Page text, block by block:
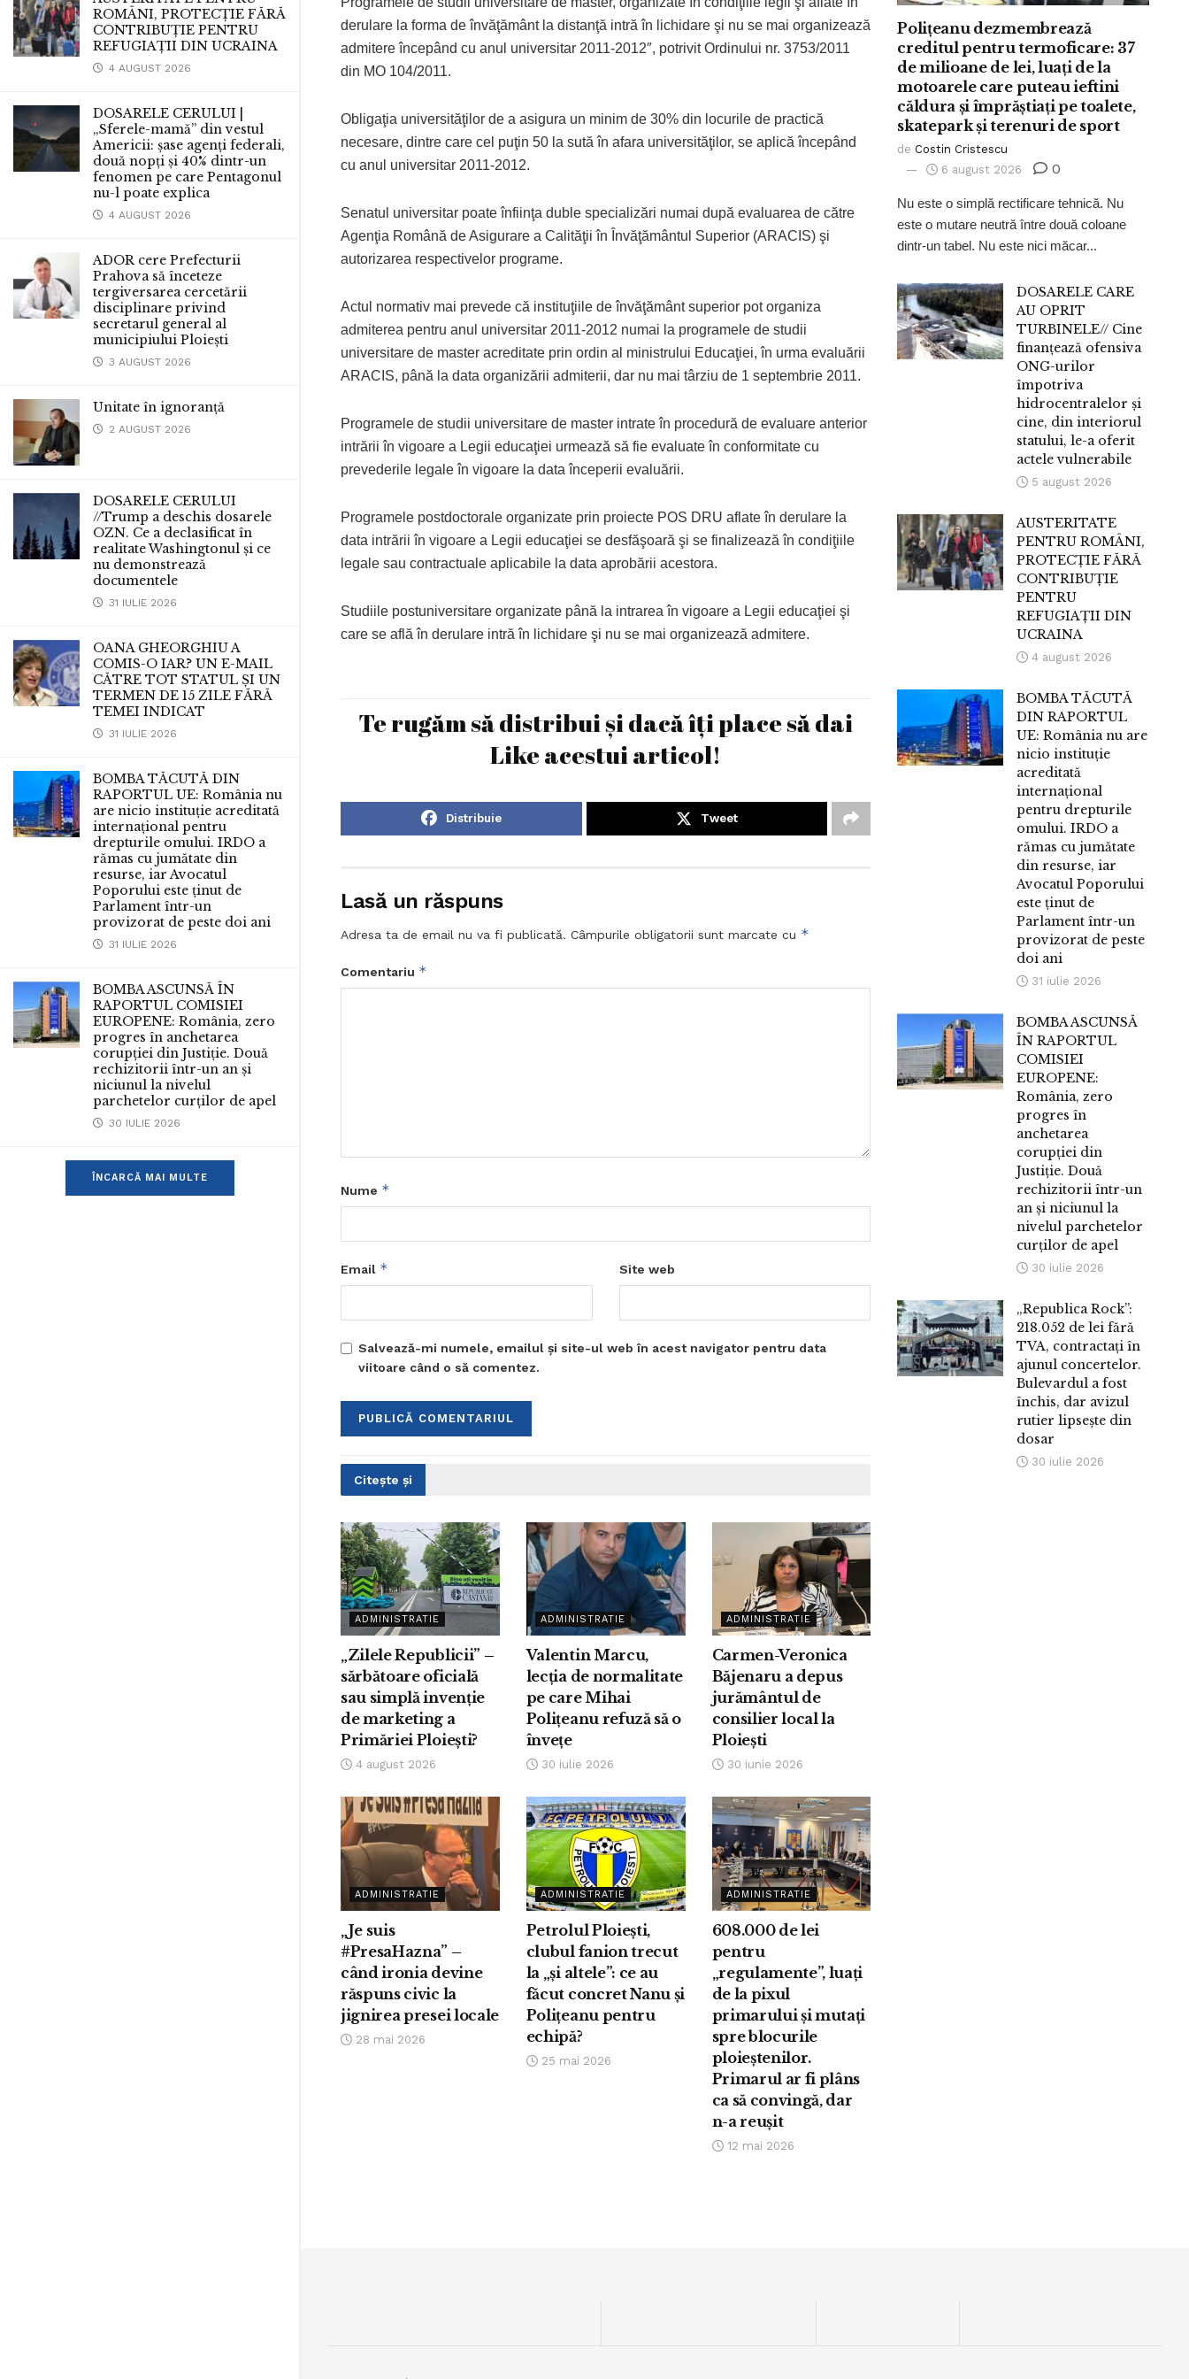
ROMÂNI, PROTECȚIE FĂRĂ
CONTRIBUȚIE PENTRU
REFUGIAȚII DIN UCRAINA
4 AUGUST 2026
DOSARELE CERULUI |
„Sferele-mamă” din vestul
Americii: șase agenți federali,
două nopți și 40% dintr-un
fenomen pe care Pentagonul
nu-l poate explica
4 AUGUST 2026
ADOR cere Prefecturii
Prahova să înceteze
tergiversarea cercetării
disciplinare privind
secretarul general al
municipiului Ploiești
3 AUGUST 2026
Unitate în ignoranță
2 AUGUST 2026
DOSARELE CERULUI
//Trump a deschis dosarele
OZN. Ce a declasificat în
realitate Washingtonul și ce
nu demonstrează
documentele
31 IULIE 2026
OANA GHEORGHIU A
COMIS-O IAR? UN E-MAIL
CĂTRE TOT STATUL ȘI UN
TERMEN DE 15 ZILE FĂRĂ
TEMEI INDICAT
31 IULIE 2026
BOMBA TĂCUTĂ DIN
RAPORTUL UE: România nu
are nicio instituție acreditată
internațional pentru
drepturile omului. IRDO a
rămas cu jumătate din
resurse, iar Avocatul
Poporului este ținut de
Parlament într-un
provizorat de peste doi ani
31 IULIE 2026
BOMBA ASCUNSĂ ÎN
RAPORTUL COMISIEI
EUROPENE: România, zero
progres în anchetarea
corupției din Justiție. Două
rechizitorii într-un an și
niciunul la nivelul
parchetelor curților de apel
30 IULIE 2026
ÎNCARCĂ MAI MULTE
derulare la forma de învăţământ la distanţă intră în lichidare şi nu se mai organizează
admitere începând cu anul universitar 2011-2012″, potrivit Ordinului nr. 3753/2011
din MO 104/2011.
Obligaţia universităţilor de a asigura un minim de 30% din locurile de practică
necesare, dintre care cel puţin 50 la sută în afara universităţilor, se aplică începând
cu anul universitar 2011-2012.
Senatul universitar poate înfiinţa duble specializări numai după evaluarea de către
Agenţia Română de Asigurare a Calităţii în Învăţământul Superior (ARACIS) şi
autorizarea respectivelor programe.
Actul normativ mai prevede că instituţiile de învăţământ superior pot organiza
admiterea pentru anul universitar 2011-2012 numai la programele de studii
universitare de master acreditate prin ordin al ministrului Educaţiei, în urma evaluării
ARACIS, până la data organizării admiterii, dar nu mai târziu de 1 septembrie 2011.
Programele de studii universitare de master intrate în procedură de evaluare anterior
intrării în vigoare a Legii educaţiei urmează să fie evaluate în conformitate cu
prevederile legale în vigoare la data începerii evaluării.
Programele postdoctorale organizate prin proiecte POS DRU aflate în derulare la
data intrării în vigoare a Legii educaţiei se desfăşoară şi se finalizează în condiţiile
legale sau contractuale aplicabile la data aprobării acestora.
Studiile postuniversitare organizate până la intrarea în vigoare a Legii educaţiei şi
care se află în derulare intră în lichidare şi nu se mai organizează admitere.
Te rugăm să distribui și dacă îți place să dai
Like acestui articol!
Distribuie Tweet
Lasă un răspuns
Adresa ta de email nu va fi publicată. Câmpurile obligatorii sunt marcate cu *
Comentariu *
Nume *
Email * Site web
Salvează-mi numele, emailul și site-ul web în acest navigator pentru data
viitoare când o să comentez.
Citește și
ADMINISTRATIE
„Zilele Republicii” –
sărbătoare oficială
sau simplă invenție
de marketing a
Primăriei Ploiești?
4 august 2026
ADMINISTRATIE
Valentin Marcu,
lecția de normalitate
pe care Mihai
Polițeanu refuză să o
învețe
30 iulie 2026
ADMINISTRATIE
Carmen-Veronica
Băjenaru a depus
jurământul de
consilier local la
Ploiești
30 iunie 2026
ADMINISTRATIE
„Je suis
#PresaHazna” –
când ironia devine
răspuns civic la
jignirea presei locale
28 mai 2026
ADMINISTRATIE
Petrolul Ploiești,
clubul fanion trecut
la „și altele”: ce au
făcut concret Nanu și
Polițeanu pentru
echipă?
25 mai 2026
ADMINISTRATIE
608.000 de lei
pentru
„regulamente”, luați
de la pixul
primarului și mutați
spre blocurile
ploieștenilor.
Primarul ar fi plâns
ca să convingă, dar
n-a reușit
12 mai 2026
Polițeanu dezmembrează
creditul pentru termoficare: 37
de milioane de lei, luați de la
motoarele care puteau ieftini
căldura și împrăștiați pe toalete,
skatepark și terenuri de sport
de Costin Cristescu
6 august 2026
0
Nu este o simplă rectificare tehnică. Nu
este o mutare neutră între două coloane
dintr-un tabel. Nu este nici măcar...
DOSARELE CARE
AU OPRIT
TURBINELE// Cine
finanțează ofensiva
ONG-urilor
împotriva
hidrocentralelor și
cine, din interiorul
statului, le-a oferit
actele vulnerabile
5 august 2026
AUSTERITATE
PENTRU ROMÂNI,
PROTECȚIE FĂRĂ
CONTRIBUȚIE
PENTRU
REFUGIAȚII DIN
UCRAINA
4 august 2026
BOMBA TĂCUTĂ
DIN RAPORTUL
UE: România nu are
nicio instituție
acreditată
internațional
pentru drepturile
omului. IRDO a
rămas cu jumătate
din resurse, iar
Avocatul Poporului
este ținut de
Parlament într-un
provizorat de peste
doi ani
31 iulie 2026
BOMBA ASCUNSĂ
ÎN RAPORTUL
COMISIEI
EUROPENE:
România, zero
progres în
anchetarea
corupției din
Justiție. Două
rechizitorii într-un
an și niciunul la
nivelul parchetelor
curților de apel
30 iulie 2026
„Republica Rock”:
218.052 de lei fără
TVA, contractați în
ajunul concertelor.
Bulevardul a fost
închis, dar avizul
rutier lipsește din
dosar
30 iulie 2026